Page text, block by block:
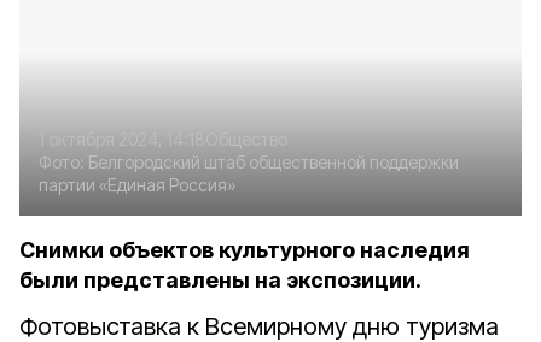
Фото: Белгородский штаб общественной поддержки
партии «Единая Россия»
Снимки объектов культурного наследия
были представлены на экспозиции.
Фотовыставка к Всемирному дню туризма